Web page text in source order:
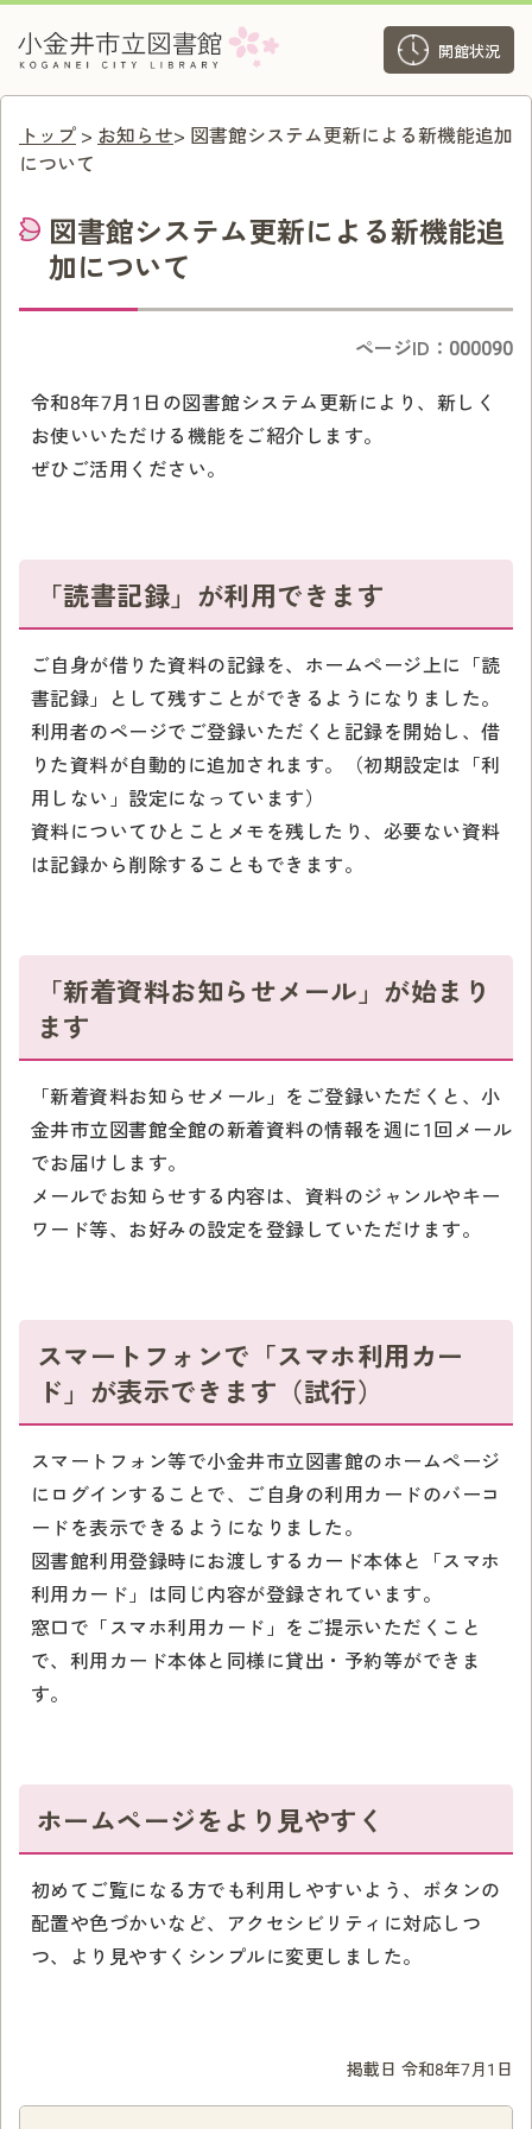
開館状況
トップ > お知らせ> 図書館システム更新による新機能追加
について
図書館システム更新による新機能追
加について
ページID：000090
令和8年7月1日の図書館システム更新により、新しく
お使いいただける機能をご紹介します。
ぜひご活用ください。
「読書記録」が利用できます
ご自身が借りた資料の記録を、ホームページ上に「読
書記録」として残すことができるようになりました。
利用者のページでご登録いただくと記録を開始し、借
りた資料が自動的に追加されます。（初期設定は「利
用しない」設定になっています）
資料についてひとことメモを残したり、必要ない資料
は記録から削除することもできます。
「新着資料お知らせメール」が始まり
ます
「新着資料お知らせメール」をご登録いただくと、小
金井市立図書館全館の新着資料の情報を週に1回メール
でお届けします。
メールでお知らせする内容は、資料のジャンルやキー
ワード等、お好みの設定を登録していただけます。
スマートフォンで「スマホ利用カー
ド」が表示できます（試行）
スマートフォン等で小金井市立図書館のホームページ
にログインすることで、ご自身の利用カードのバーコ
ードを表示できるようになりました。
図書館利用登録時にお渡しするカード本体と「スマホ
利用カード」は同じ内容が登録されています。
窓口で「スマホ利用カード」をご提示いただくこと
で、利用カード本体と同様に貸出・予約等ができま
す。
ホームページをより見やすく
初めてご覧になる方でも利用しやすいよう、ボタンの
配置や色づかいなど、アクセシビリティに対応しつ
つ、より見やすくシンプルに変更しました。
掲載日 令和8年7月1日